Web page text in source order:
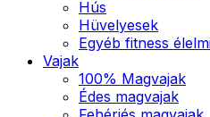
Hús
Hüvelyesek
Egyéb fitness
Vajak
100% Magvajak
Édes magvajak